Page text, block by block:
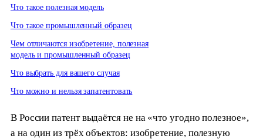
Что такое полезная модель
Что такое промышленный образец
Чем отличаются изобретение, полезная
модель и промышленный образец
Что выбрать для вашего случая
Что можно и нельзя запатентовать
В России патент выдаётся не на «что угодно полезное»,
а на один из трёх объектов: изобретение, полезную